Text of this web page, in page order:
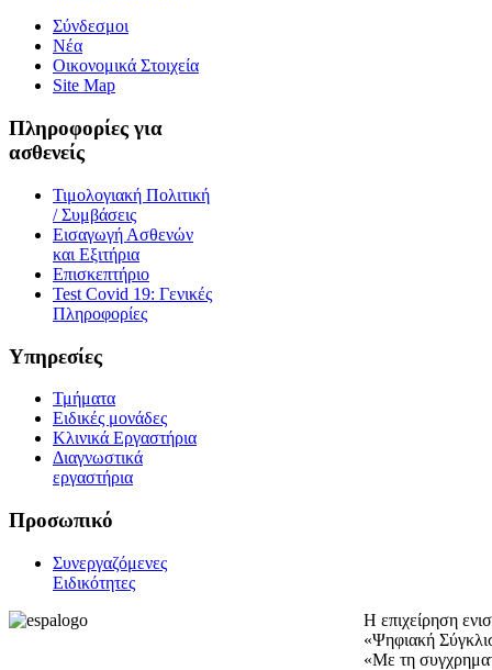
Σύνδεσμοι
Νέα
Οικονομικά Στοιχεία
Site Map
Πληροφορίες για
ασθενείς
Τιμολογιακή Πολιτική
/ Συμβάσεις
Εισαγωγή Ασθενών
και Εξιτήρια
Επισκεπτήριο
Test Covid 19: Γενικές
Πληροφορίες
Υπηρεσίες
Τμήματα
Ειδικές μονάδες
Κλινικά Εργαστήρια
Διαγνωστικά
εργαστήρια
Προσωπικό
Συνεργαζόμενες
Ειδικότητες
Η επιχείρηση
«Ψηφιακή
«Με τη